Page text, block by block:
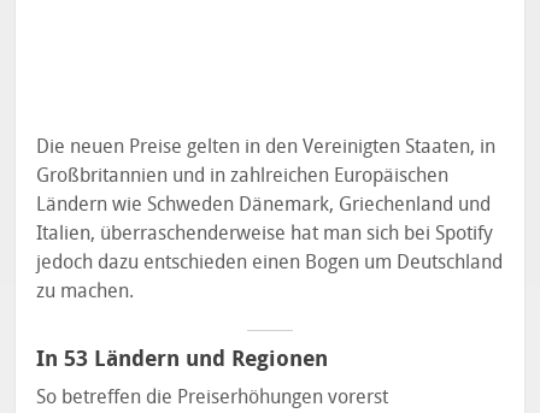
Die neuen Preise gelten in den Vereinigten Staaten, in
Großbritannien und in zahlreichen Europäischen
Ländern wie Schweden Dänemark, Griechenland und
Italien, überraschenderweise hat man sich bei Spotify
jedoch dazu entschieden einen Bogen um Deutschland
zu machen.
In 53 Ländern und Regionen
So betreffen die Preiserhöhungen vorerst